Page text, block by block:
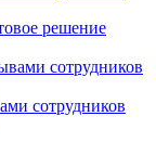
решение
сотрудников